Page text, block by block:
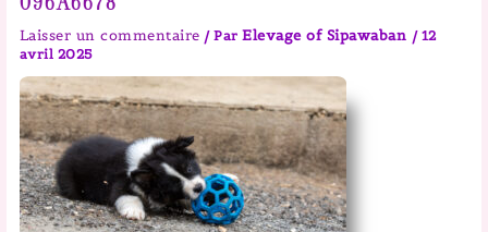
Laisser un commentaire / ParElevage of Sipawaban / 12
avril 2025